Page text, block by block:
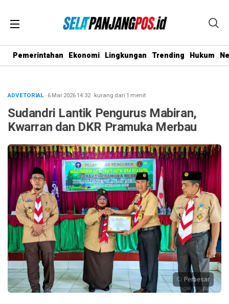
Pemerintahan Ekonomi Lingkungan Trending Hukum
ADVETORIAL· 6 Mar 202614:32· kurang dari 1 menit
Sudandri Lantik Pengurus Mabiran,
Kwarran dan DKR Pramuka Merbau
Perbesar